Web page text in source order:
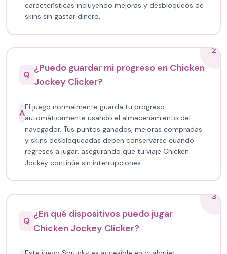
características incluyendo mejoras y desbloqueos de
skins sin gastar dinero.
2
Q
¿Puedo guardar mi progreso en Chicken
Jockey Clicker?
A
El juego normalmente guarda tu progreso
automáticamente usando el almacenamiento del
navegador. Tus puntos ganados, mejoras compradas
y skins desbloqueadas deben conservarse cuando
regreses a jugar, asegurando que tu viaje Chicken
Jockey continúe sin interrupciones.
3
Q
¿En qué dispositivos puedo jugar
Chicken Jockey Clicker?